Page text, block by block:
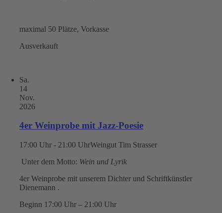
maximal 50 Plätze, Vorkasse
Ausverkauft
Sa.
14
Nov.
2026
4er Weinprobe mit Jazz-Poesie
17:00 Uhr - 21:00 UhrWeingut Tim Strasser
Unter dem Motto: Wein und Lyrik
4er Weinprobe mit unserem Dichter und Schriftkünstler
Dienemann .
Beginn 17:00 Uhr – 21:00 Uhr